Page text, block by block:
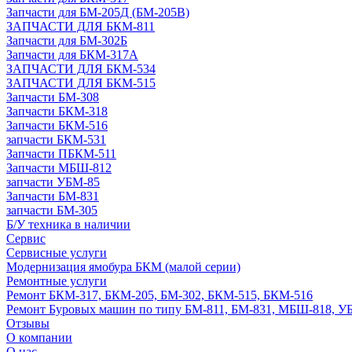
Запчасти для БМ-205Д (БМ-205В)
ЗАПЧАСТИ ДЛЯ БКМ-811
Запчасти для БМ-302Б
Запчасти для БКМ-317А
ЗАПЧАСТИ ДЛЯ БКМ-534
ЗАПЧАСТИ ДЛЯ БКМ-515
Запчасти БМ-308
Запчасти БКМ-318
Запчасти БКМ-516
запчасти БКМ-531
Запчасти ПБКМ-511
Запчасти МБШ-812
запчасти УБМ-85
Запчасти БМ-831
запчасти БМ-305
Б/У техника в наличии
Сервис
Сервисные услуги
Модернизация ямобура БКМ (малой серии)
Ремонтные услуги
Ремонт БКМ-317, БКМ-205, БМ-302, БКМ-515, БКМ-516
Ремонт Буровых машин по типу БМ-811, БМ-831, МБШ-818,
Отзывы
О компании